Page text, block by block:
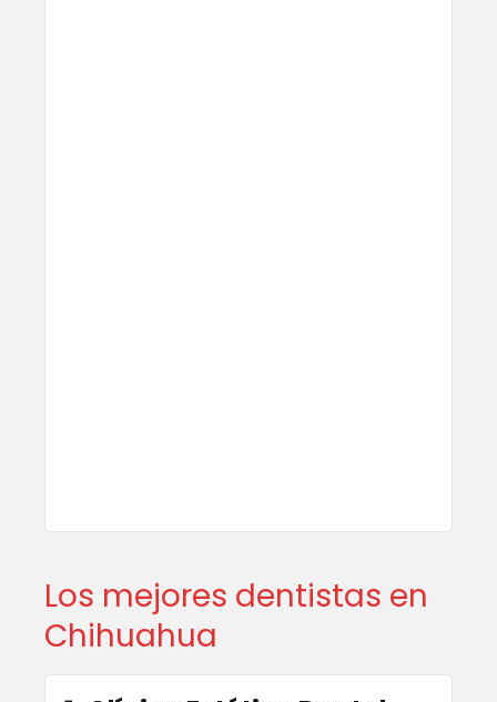
Los mejores dentistas en
Chihuahua